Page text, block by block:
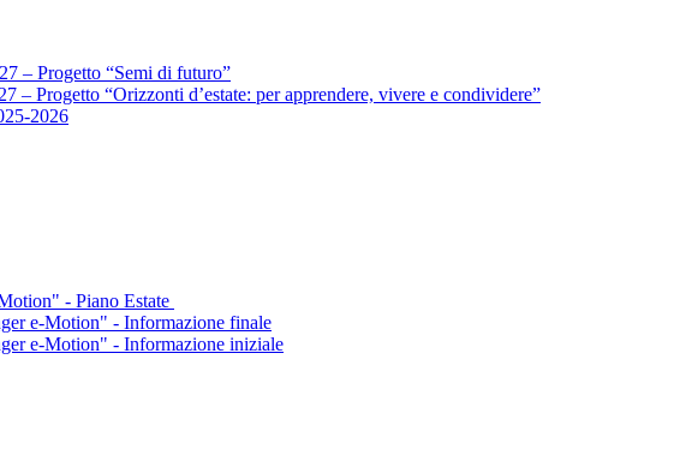
– Progetto “Semi di futuro”
– Progetto “Orizzonti d’estate: per apprendere, vivere e condividere”
2026
- Piano Estate
e-Motion" - Informazione finale
e-Motion" - Informazione iniziale